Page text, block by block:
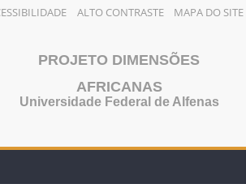
ALTO CONTRASTE MAPA DO SITE
PROJETO DIMENSÕES
AFRICANAS
Universidade Federal de Alfenas